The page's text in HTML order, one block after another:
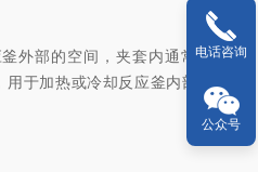
部的空间，夹套内通常有流体
于加热或冷却反应釜内部的反应
电话咨询
公众号